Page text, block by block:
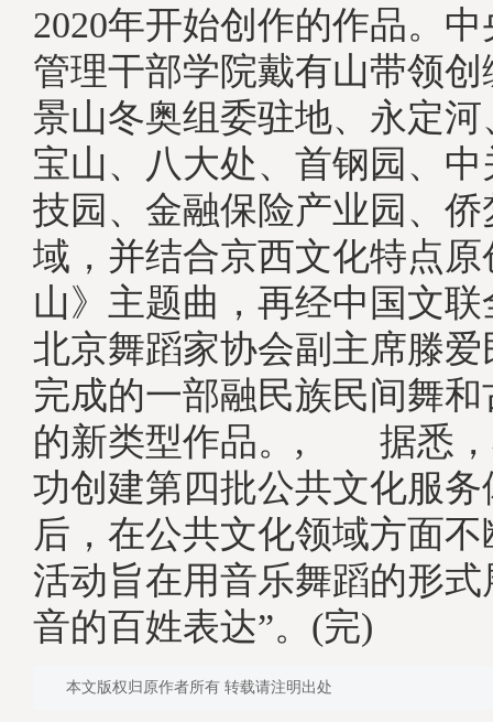
2020年开始创作的作品。
管理干部学院戴有山带领
景山冬奥组委驻地、永定
宝山、八大处、首钢园、
技园、金融保险产业园、
域，并结合京西文化特点
山》主题曲，再经中国文
北京舞蹈家协会副主席滕
完成的一部融民族民间舞
的新类型作品。, 据悉，
功创建第四批公共文化服
后，在公共文化领域方面
活动旨在用音乐舞蹈的形式
音的百姓表达”。(完)
本文版权归原作者所有 转载请注明出处